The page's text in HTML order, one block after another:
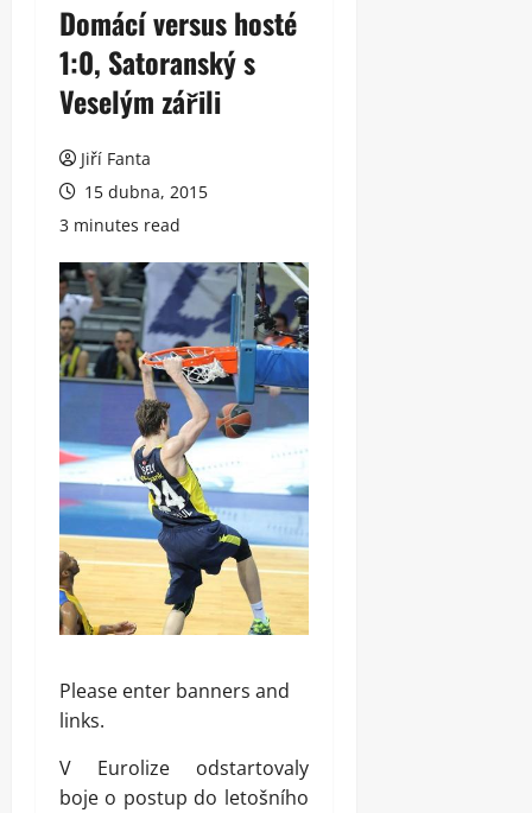
Domácí versus hosté
1:0, Satoranský s
Veselým zářili
Jiří Fanta
15 dubna, 2015
3 minutes read
Please enter banners and
links.
V Eurolize odstartovaly
boje o postup do letošního